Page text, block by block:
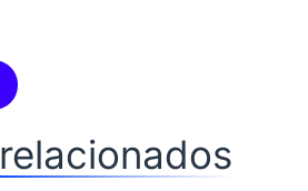
relacionados